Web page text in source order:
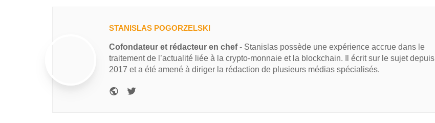
STANISLAS POGORZELSKI
Cofondateur et rédacteur en chef- Stanislas possède une expérience accrue dans le
traitement de l’actualité liée à la crypto-monnaie et la blockchain. Il écrit sur le sujet depuis
2017 et a été amené à diriger la rédaction de plusieurs médias spécialisés.